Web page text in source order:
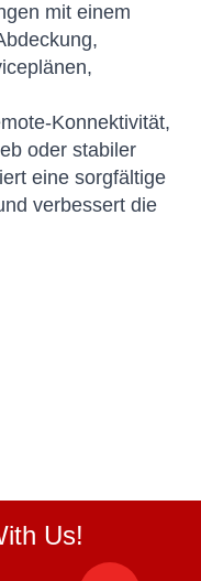
mit einem
Konnektivität,
oder stabiler
eine sorgfältige
verbessert die
Us!